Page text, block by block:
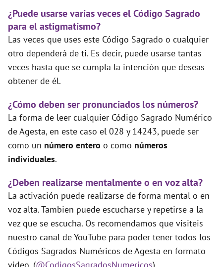
¿Puede usarse varias veces el Código Sagrado
para el astigmatismo?
Las veces que uses este Código Sagrado o cualquier
otro dependerá de ti. Es decir, puede usarse tantas
veces hasta que se cumpla la intención que deseas
obtener de él.
¿Cómo deben ser pronunciados los números?
La forma de leer cualquier Código Sagrado Numérico
de Agesta, en este caso el 028 y 14243, puede ser
como un número entero o como números
individuales.
¿Deben realizarse mentalmente o en voz alta?
La activación puede realizarse de forma mental o en
voz alta. Tambien puede escucharse y repetirse a la
vez que se escucha. Os recomendamos que visiteis
nuestro canal de YouTube para poder tener todos los
Códigos Sagrados Numéricos de Agesta en formato